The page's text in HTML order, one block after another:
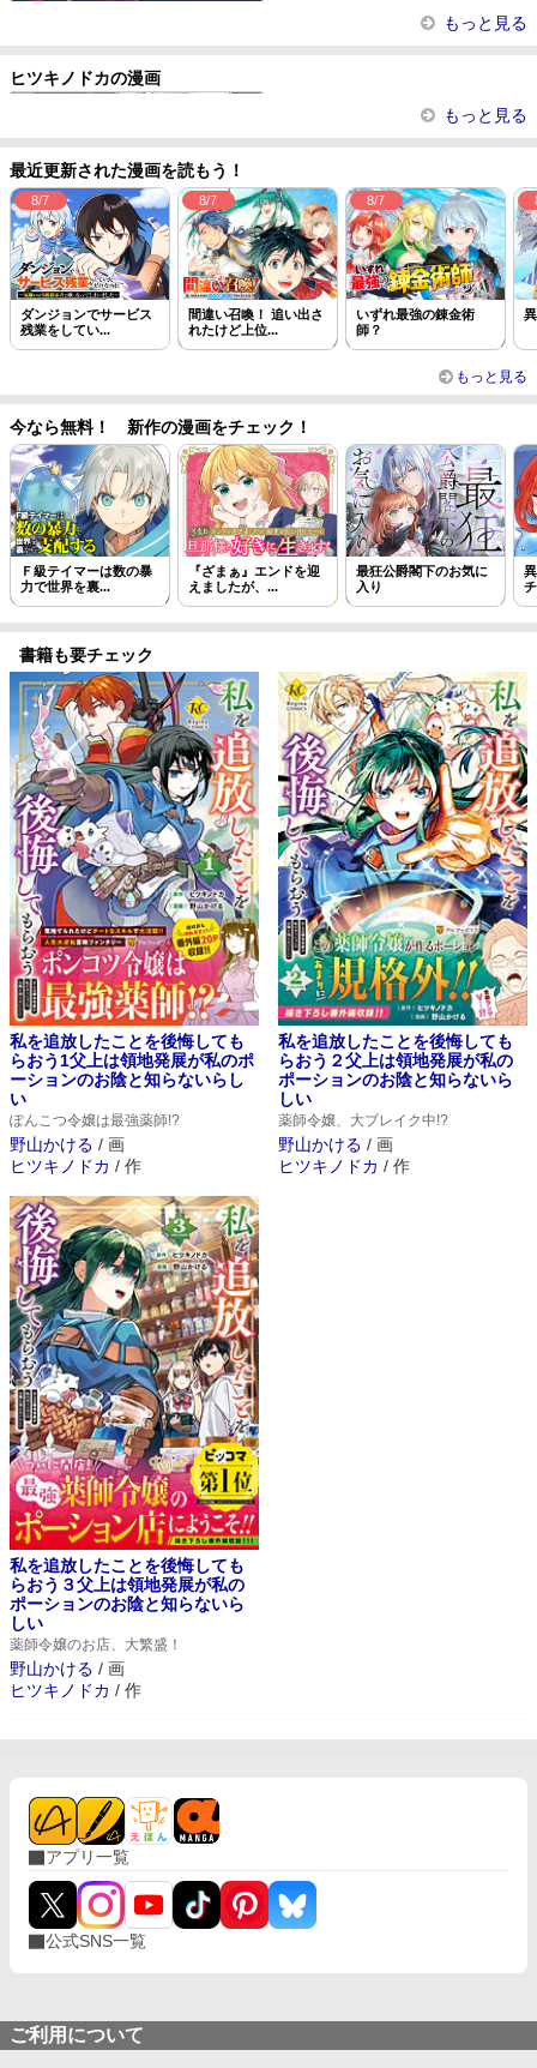
もっと見る
ヒツキノドカの漫画
もっと見る
最近更新された漫画を読もう！
8/7
ダンジョンでサービス
残業をしてい...
8/7
間違い召喚！ 追い出さ
れたけど上位...
8/7
いずれ最強の錬金術
師？
もっと見る
今なら無料！ 新作の漫画をチェック！
Ｆ級テイマーは数の暴
力で世界を裏...
『ざまぁ』エンドを迎
えましたが、...
最狂公爵閣下のお気に
入り
書籍も要チェック
ぽんこつ令嬢は最強薬師!?
私を追放したことを後悔しても
らおう1父上は領地発展が私のポ
ーションのお陰と知らないらし
い
野山かける / 画
ヒツキノドカ / 作
薬師令嬢、大ブレイク中!?
私を追放したことを後悔しても
らおう２父上は領地発展が私の
ポーションのお陰と知らないら
しい
野山かける / 画
ヒツキノドカ / 作
薬師令嬢のお店、大繁盛！
私を追放したことを後悔しても
らおう３父上は領地発展が私の
ポーションのお陰と知らないら
しい
野山かける / 画
ヒツキノドカ / 作
アプリ一覧
公式SNS一覧
ご利用について